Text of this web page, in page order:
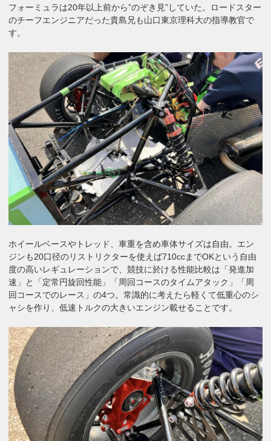
フォーミュラは20年以上前から”のぞき見”していた。ロードスター
のチーフエンジニアだった貴島兄も山口東京理科大の指導教官で
す。
ホイールベースやトレッド、車重を含め車体サイズは自由。エン
ジンも20口径のリストリクターを使えば710ccまでOKという自由
度の高いレギュレーションで、競技に於ける性能比較は「発進加
速」と「定常円旋回性能」「周回コースのタイムアタック」「周
回コースでのレース」の4つ。常識的に考えたら軽くて低重心のシ
ャシを作り、低速トルクの大きいエンジン載せることです。